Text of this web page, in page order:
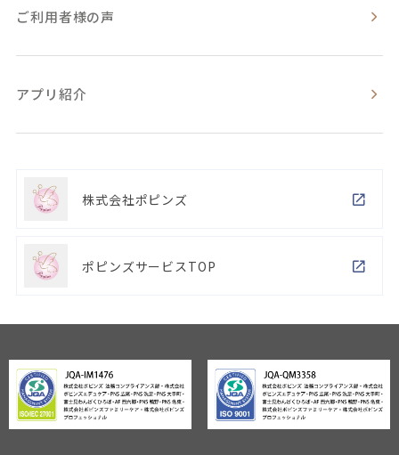
ご利用者様の声
アプリ紹介
株式会社ポピンズ
ポピンズサービスTOP